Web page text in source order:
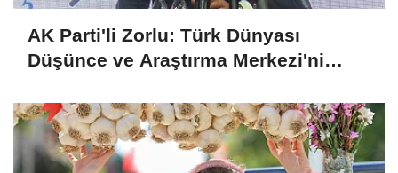
AK Parti'li Zorlu: Türk Dünyası
Düşünce ve Araştırma Merkezi'ni